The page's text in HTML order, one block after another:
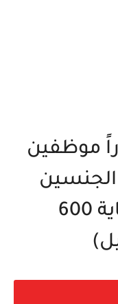
موظفين
برواتب تصل لغاية 600